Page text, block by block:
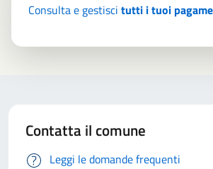
Consulta e gestisci tutti i tuoi
Contatta il comune
Leggi le domande frequenti